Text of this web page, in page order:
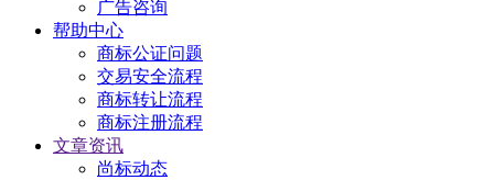
广告咨询
帮助中心
商标公证问题
交易安全流程
商标转让流程
商标注册流程
文章资讯
尚标动态